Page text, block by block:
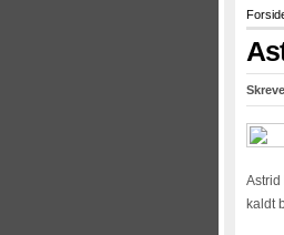
Astrid
kaldt